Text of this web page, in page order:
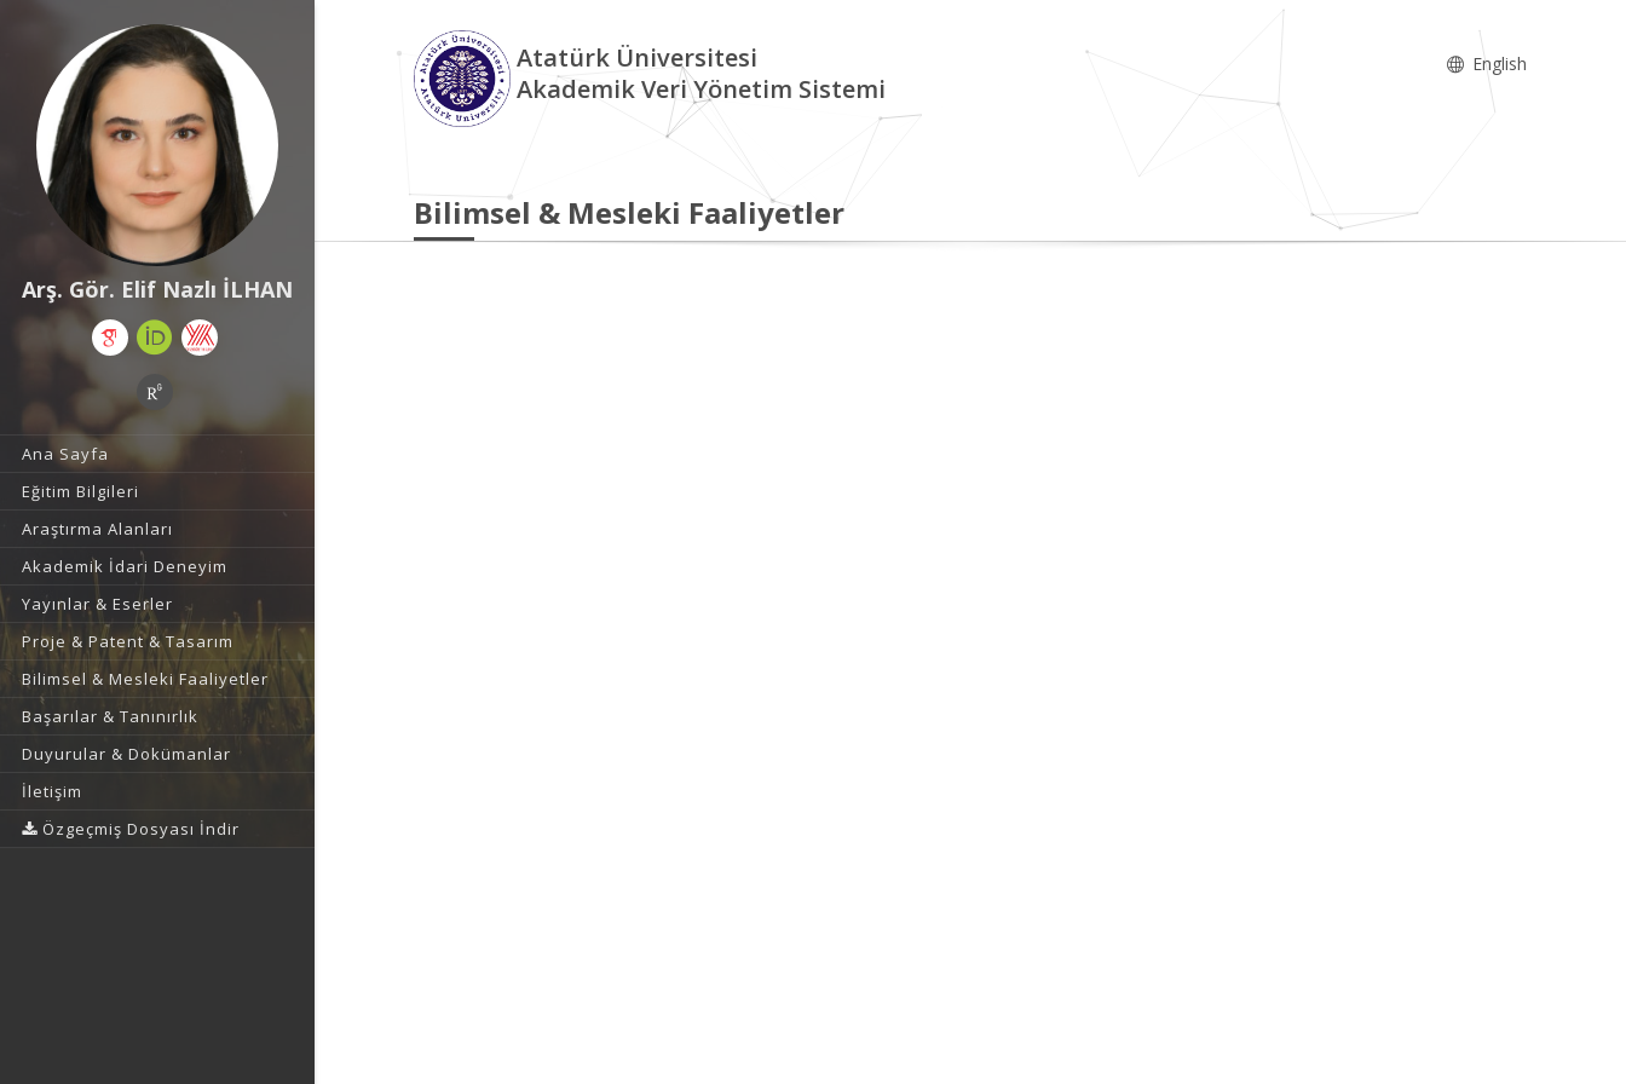
Arş. Gör. Elif Nazlı İLHAN
Ana Sayfa
Eğitim Bilgileri
Araştırma Alanları
Akademik İdari Deneyim
Yayınlar & Eserler
Proje & Patent & Tasarım
Bilimsel & Mesleki Faaliyetler
Başarılar & Tanınırlık
Duyurular & Dokümanlar
İletişim
Özgeçmiş Dosyası İndir
Atatürk Üniversitesi
Akademik Veri Yönetim Sistemi
English
Bilimsel & Mesleki Faaliyetler